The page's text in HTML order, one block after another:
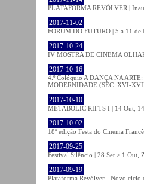
PLATAFORMA REVÓLVER |
2017-11-02
FÓRUM DO FUTURO | 5 a 11
2017-10-24
IV MOSTRA DE CINEMA
2017-10-16
4.º Colóquio A DANÇA NA
MODERNIDADE (SÉC. XVI-
2017-10-10
METABOLIC RIFTS I | 14 Out,
2017-10-02
18ª edição Festa do Cinema
2017-09-25
Festival Silêncio | 28 Set > 1 Out,
2017-09-19
Plataforma Revólver - Novo ciclo